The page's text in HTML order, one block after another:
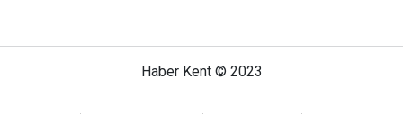
Haber Kent © 2023